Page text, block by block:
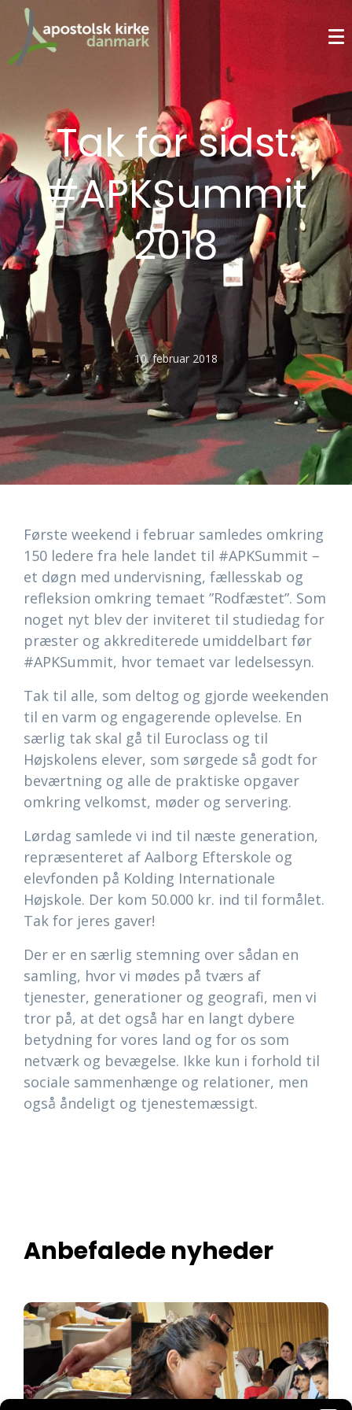
Tak for sidst:
#APKSummit
2018
10. februar 2018
Første weekend i februar samledes omkring
150 ledere fra hele landet til #APKSummit –
et døgn med undervisning, fællesskab og
refleksion omkring temaet ”Rodfæstet”. Som
noget nyt blev der inviteret til studiedag for
præster og akkrediterede umiddelbart før
#APKSummit, hvor temaet var ledelsessyn.
Tak til alle, som deltog og gjorde weekenden
til en varm og engagerende oplevelse. En
særlig tak skal gå til Euroclass og til
Højskolens elever, som sørgede så godt for
beværtning og alle de praktiske opgaver
omkring velkomst, møder og servering.
Lørdag samlede vi ind til næste generation,
repræsenteret af Aalborg Efterskole og
elevfonden på Kolding Internationale
Højskole. Der kom 50.000 kr. ind til formålet.
Tak for jeres gaver!
Der er en særlig stemning over sådan en
samling, hvor vi mødes på tværs af
tjenester, generationer og geografi, men vi
tror på, at det også har en langt dybere
betydning for vores land og for os som
netværk og bevægelse. Ikke kun i forhold til
sociale sammenhænge og relationer, men
også åndeligt og tjenestemæssigt.
Anbefalede nyheder